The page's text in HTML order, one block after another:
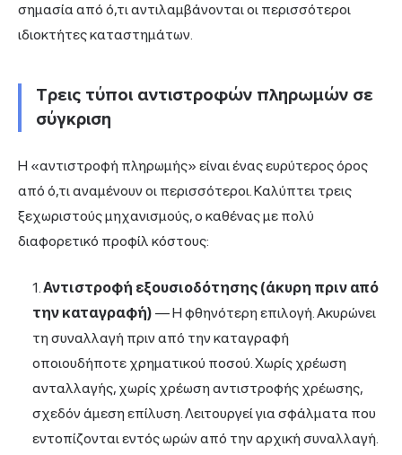
σημασία από ό,τι αντιλαμβάνονται οι περισσότεροι
ιδιοκτήτες καταστημάτων.
Τρεις τύποι αντιστροφών πληρωμών σε
σύγκριση
Η «αντιστροφή πληρωμής» είναι ένας ευρύτερος όρος
από ό,τι αναμένουν οι περισσότεροι. Καλύπτει τρεις
ξεχωριστούς μηχανισμούς, ο καθένας με πολύ
διαφορετικό προφίλ κόστους:
Αντιστροφή εξουσιοδότησης (άκυρη πριν από
την καταγραφή) — Η φθηνότερη επιλογή. Ακυρώνει
τη συναλλαγή πριν από την καταγραφή
οποιουδήποτε χρηματικού ποσού. Χωρίς χρέωση
ανταλλαγής, χωρίς χρέωση αντιστροφής χρέωσης,
σχεδόν άμεση επίλυση. Λειτουργεί για σφάλματα που
εντοπίζονται εντός ωρών από την αρχική συναλλαγή.